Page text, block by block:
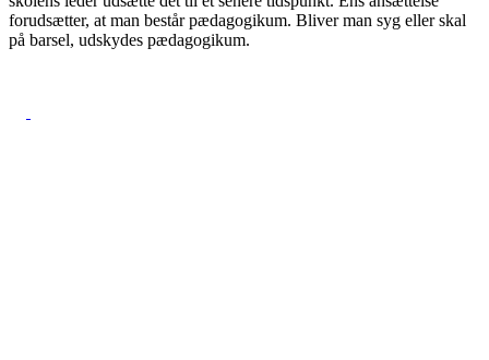
forudsætter, at man består pædagogikum. Bliver man syg eller skal
på barsel, udskydes pædagogikum.